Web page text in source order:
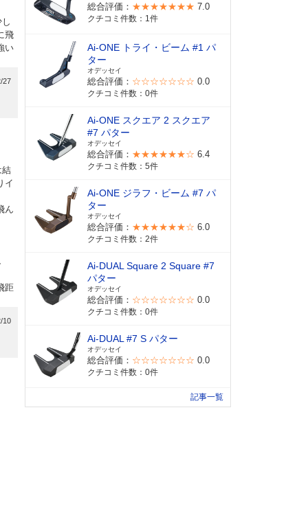
飛
い
27
結
イ
ん
距
10
総合評価： ★★★★★★★ 7.0
クチコミ件数：1件
Ai-ONE トライ・ビーム #1 パ
ター
オデッセイ
総合評価： ☆☆☆☆☆☆☆ 0.0
クチコミ件数：0件
Ai-ONE スクエア 2 スクエア
#7 パター
オデッセイ
総合評価： ★★★★★★☆ 6.4
クチコミ件数：5件
Ai-ONE ジラフ・ビーム #7 パ
ター
オデッセイ
総合評価： ★★★★★★☆ 6.0
クチコミ件数：2件
Ai-DUAL Square 2 Square #7
パター
オデッセイ
総合評価： ☆☆☆☆☆☆☆ 0.0
クチコミ件数：0件
Ai-DUAL #7 S パター
オデッセイ
総合評価： ☆☆☆☆☆☆☆ 0.0
クチコミ件数：0件
記事一覧